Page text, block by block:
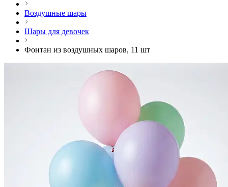
Воздушные шары
Шары для девочек
Фонтан из воздушных шаров, 11 шт